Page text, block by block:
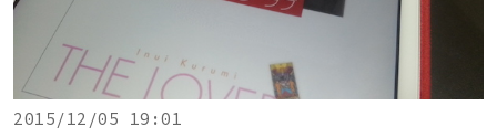
2015/12/05 19:01